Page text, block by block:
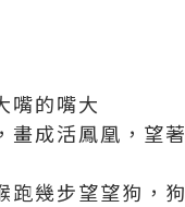
嘴的嘴大
畫成活鳳凰，望著
跑幾步望望狗，狗